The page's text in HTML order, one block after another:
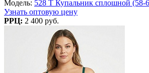
Модель: 528 T Купальник сплошной (58-
Узнать оптовую цену
РРЦ: 2 400 руб.